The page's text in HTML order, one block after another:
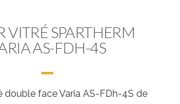
VITRÉ SPARTHERM
AS-FDH-4S
double face Varia AS-FDh-4S de